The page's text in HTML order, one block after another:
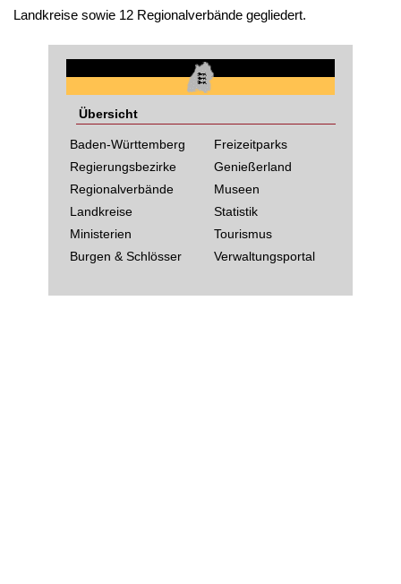
Landkreise sowie 12 Regionalverbände gegliedert.
Übersicht
Baden-Württemberg
Regierungsbezirke
Regionalverbände
Landkreise
Ministerien
Burgen & Schlösser
Freizeitparks
Genießerland
Museen
Statistik
Tourismus
Verwaltungsportal